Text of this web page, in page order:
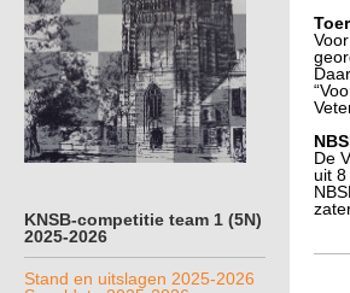
KNSB-competitie team 1 (5N)
2025-2026
Stand en uitslagen 2025-2026
De
uit 8